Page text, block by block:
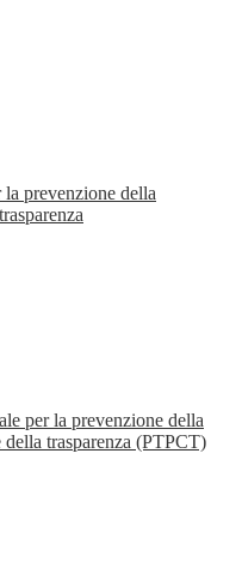
prevenzione della
per la prevenzione della
della trasparenza (PTPCT)